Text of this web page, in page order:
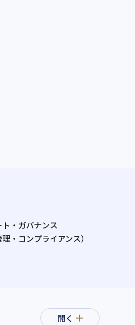
・ガバナンス
理・コンプライアンス）
開く